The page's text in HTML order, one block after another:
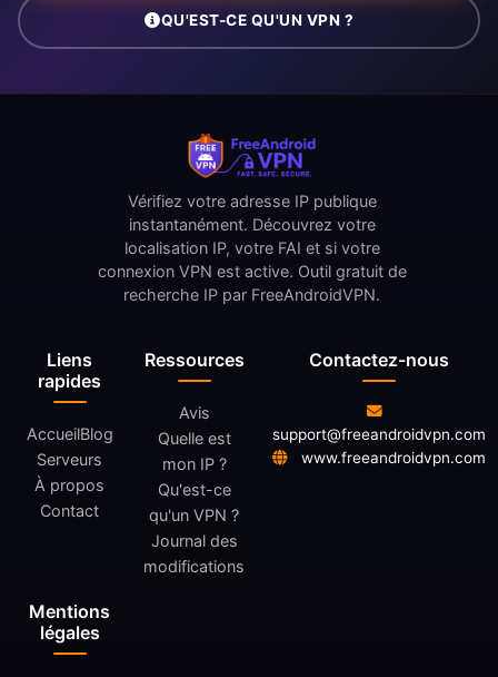
QU'EST-CE QU'UN VPN ?
Liens
rapides
AccueilBlog
Serveurs
À propos
Contact
Ressources
Avis
Quelle est
mon IP ?
Qu'est-ce
qu'un VPN ?
Journal des
modifications
Mentions
légales
Vérifiez votre adresse IP publique
instantanément. Découvrez votre
localisation IP, votre FAI et si votre
connexion VPN est active. Outil gratuit de
recherche IP par FreeAndroidVPN.
Contactez-nous
support@freeandroidvpn.com
www.freeandroidvpn.com